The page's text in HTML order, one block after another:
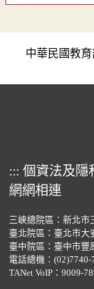
中華民國教育
::: 個資法及隱
網網相連
三峽總院區：新北市
臺北院區：臺北市大
臺中院區：臺中市豐
電話總機： (02)7740-
TANet VoIP：9009-